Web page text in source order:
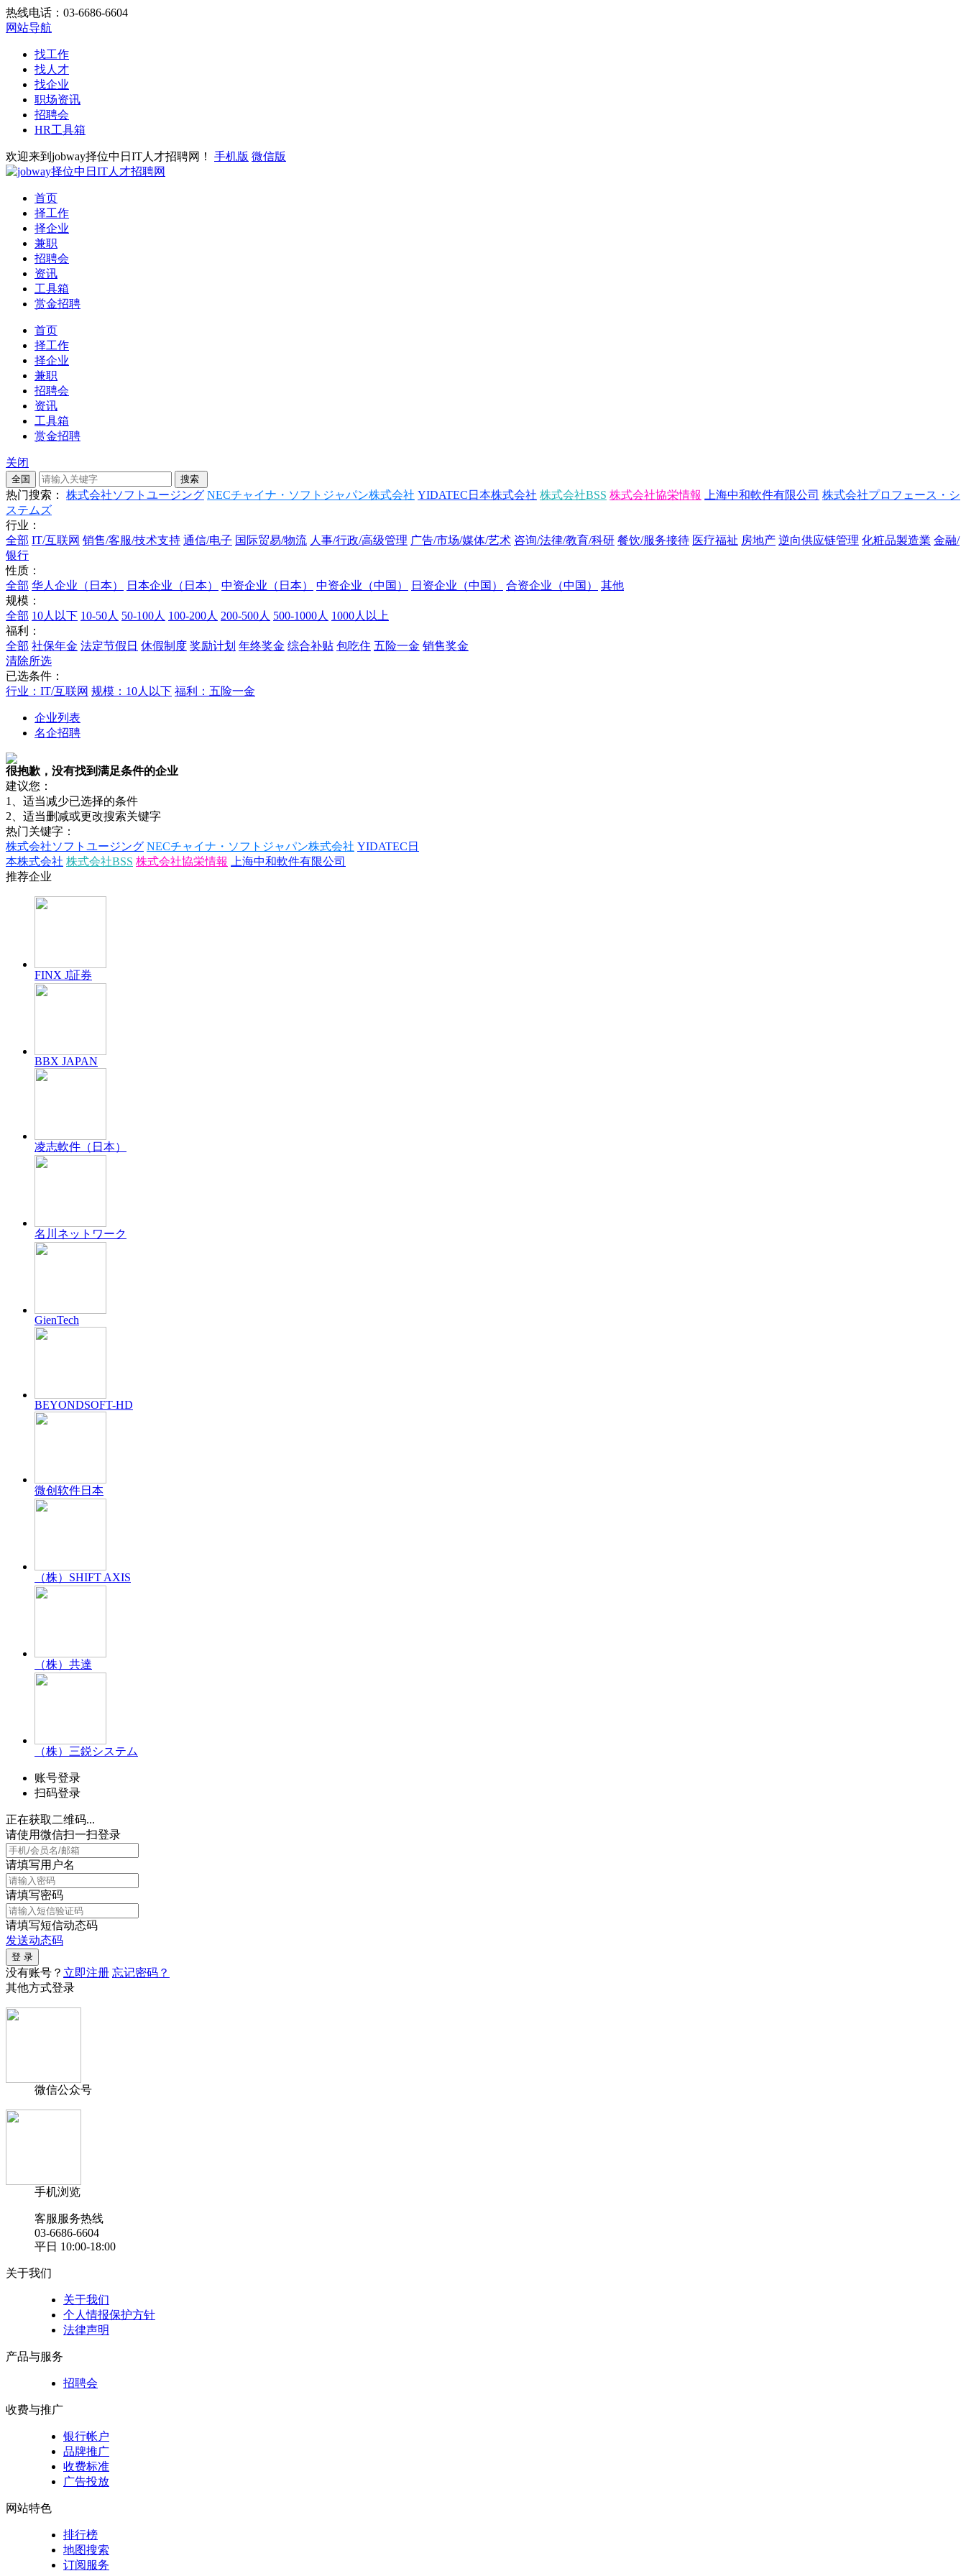
热线电话：03-6686-6604
网站导航
找工作
找人才
找企业
职场资讯
招聘会
HR工具箱
欢迎来到jobway择位中日IT人才招聘网！ 手机版 微信版
首页
择工作
择企业
兼职
招聘会
资讯
工具箱
赏金招聘
首页
择工作
择企业
兼职
招聘会
资讯
工具箱
赏金招聘
关闭
热门搜索： 株式会社ソフトユージング NECチャイナ・ソフトジャパン株式会社 YIDATEC日本株式会社 株式会社BSS 株式会社協栄情報 上海中和軟件有限公司 株式会社プロフェース・シ
ステムズ
行业：
全部 IT/互联网 销售/客服/技术支持 通信/电子 国际贸易/物流 人事/行政/高级管理 广告/市场/媒体/艺术 咨询/法律/教育/科研 餐饮/服务接待 医疗福祉 房地产 逆向供应链管理 化粧品製造業 金融/
银行
性质：
全部 华人企业（日本） 日本企业（日本） 中资企业（日本） 中资企业（中国） 日资企业（中国） 合资企业（中国）
其他
规模：
全部 10人以下 10-50人 50-100人 100-200人 200-500人 500-1000人 1000人以上
福利：
全部 社保年金 法定节假日 休假制度 奖励计划 年终奖金 综合补贴 包吃住 五险一金 销售奖金
清除所选
已选条件：
行业：IT/互联网 规模：10人以下 福利：五险一金
企业列表
名企招聘
很抱歉，没有找到满足条件的企业
建议您：
1、适当减少已选择的条件
2、适当删减或更改搜索关键字
热门关键字：
株式会社ソフトユージング NECチャイナ・ソフトジャパン株式会社 YIDATEC日
本株式会社 株式会社BSS 株式会社協栄情報
上海中和軟件有限公司
推荐企业
FINX J証券
BBX JAPAN
凌志軟件（日本）
名川ネットワーク
GienTech
BEYONDSOFT-HD
微创软件日本
（株）SHIFT AXIS
（株）共達
（株）三鋭システム
账号登录
扫码登录
正在获取二维码...
请使用微信扫一扫登录
请填写用户名
请填写密码
请填写短信动态码
发送动态码
没有账号？ 立即注册 忘记密码？
其他方式登录
微信公众号
手机浏览
客服服务热线
03-6686-6604
平日 10:00-18:00
关于我们
关于我们
个人情报保护方针
法律声明
产品与服务
招聘会
收费与推广
银行帐户
品牌推广
收费标准
广告投放
网站特色
排行榜
地图搜索
订阅服务